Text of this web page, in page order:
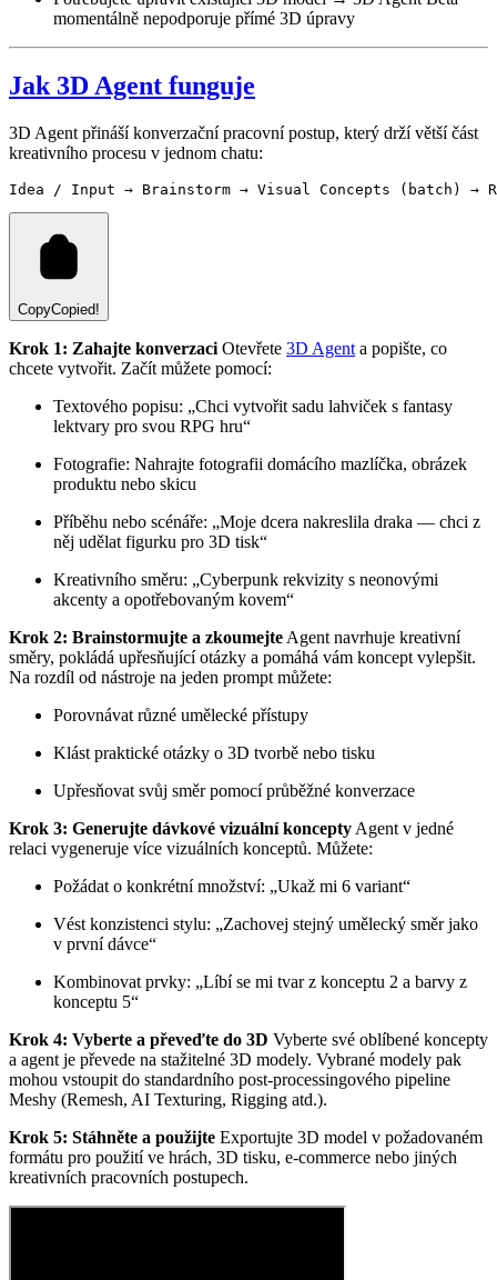
momentálně nepodporuje přímé 3D úpravy
Jak 3D Agent funguje
3D Agent přináší konverzační pracovní postup, který drží větší část
kreativního procesu v jednom chatu:
CopyCopied!
Krok 1: Zahajte konverzaci Otevřete 3D Agent a popište, co
chcete vytvořit. Začít můžete pomocí:
Textového popisu: „Chci vytvořit sadu lahviček s fantasy
lektvary pro svou RPG hru“
Fotografie: Nahrajte fotografii domácího mazlíčka, obrázek
produktu nebo skicu
Příběhu nebo scénáře: „Moje dcera nakreslila draka — chci z
něj udělat figurku pro 3D tisk“
Kreativního směru: „Cyberpunk rekvizity s neonovými
akcenty a opotřebovaným kovem“
Krok 2: Brainstormujte a zkoumejte Agent navrhuje kreativní
směry, pokládá upřesňující otázky a pomáhá vám koncept vylepšit.
Na rozdíl od nástroje na jeden prompt můžete:
Porovnávat různé umělecké přístupy
Klást praktické otázky o 3D tvorbě nebo tisku
Upřesňovat svůj směr pomocí průběžné konverzace
Krok 3: Generujte dávkové vizuální koncepty Agent v jedné
relaci vygeneruje více vizuálních konceptů. Můžete:
Požádat o konkrétní množství: „Ukaž mi 6 variant“
Vést konzistenci stylu: „Zachovej stejný umělecký směr jako
v první dávce“
Kombinovat prvky: „Líbí se mi tvar z konceptu 2 a barvy z
konceptu 5“
Krok 4: Vyberte a převeďte do 3D Vyberte své oblíbené koncepty
a agent je převede na stažitelné 3D modely. Vybrané modely pak
mohou vstoupit do standardního post-processingového pipeline
Meshy (Remesh, AI Texturing, Rigging atd.).
Krok 5: Stáhněte a použijte Exportujte 3D model v požadovaném
formátu pro použití ve hrách, 3D tisku, e-commerce nebo jiných
kreativních pracovních postupech.